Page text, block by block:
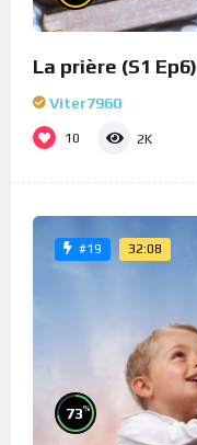
La prière (S1 Ep6)
Viter7960
10 2K
#19 32:08
73%